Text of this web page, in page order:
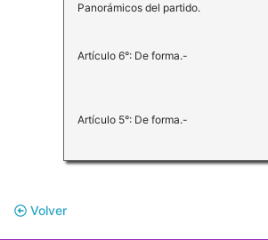
Panorámicos del partido.
Artículo 6°: De forma.-
Artículo 5°: De forma.-
Volver